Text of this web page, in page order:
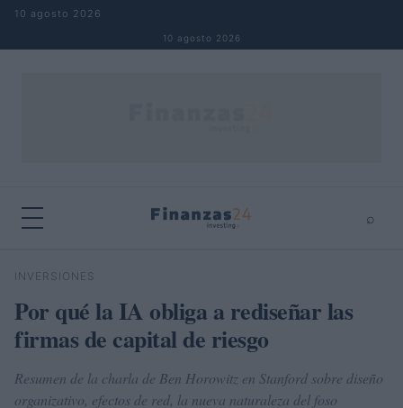
Saltar al contenido
10 agosto 2026
10 agosto 2026
⌕
Buscar
INVERSIONES
Por qué la IA obliga a rediseñar las
firmas de capital de riesgo
Resumen de la charla de Ben Horowitz en Stanford sobre diseño
organizativo, efectos de red, la nueva naturaleza del foso